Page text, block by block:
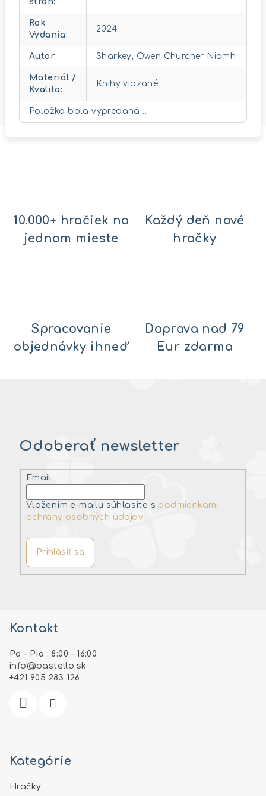
Rok
Vydania:
2024
Autor: Sharkey, Owen Churcher Niamh
Materiál /
Kvalita:
Knihy viazané
Položka bola vypredaná…
10.000+ hračiek na
jednom mieste
Každý deň nové
hračky
Spracovanie
objednávky ihneď
Doprava nad 79
Eur zdarma
Odoberať newsletter
Email
Vložením e-mailu súhlasíte s podmienkami
ochrany osobných údajov
Prihlásiť sa
Kontakt
Po - Pia : 8:00 - 16:00
info @pastello.sk
+421 905 283 126
Kategórie
Hračky